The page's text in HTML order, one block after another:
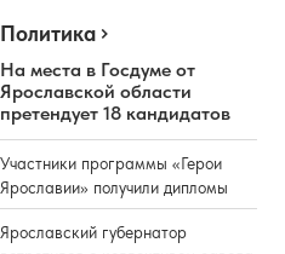
Политика
На места в Госдуме от
Ярославской области
претендует 18 кандидатов
Участники программы «Герои
Ярославии» получили дипломы
Ярославский губернатор